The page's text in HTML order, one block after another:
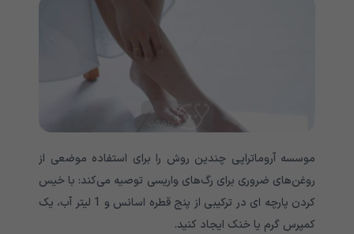
موسسه آروماتراپی چندین روش را برای استفاده موضعی از
روغن‌های ضروری برای رگ‌های واریسی توصیه می‌کند: با خیس
کردن پارچه ای در ترکیبی از پنج قطره اسانس و 1 لیتر آب، یک
کمپرس گرم یا خنک ایجاد کنید.